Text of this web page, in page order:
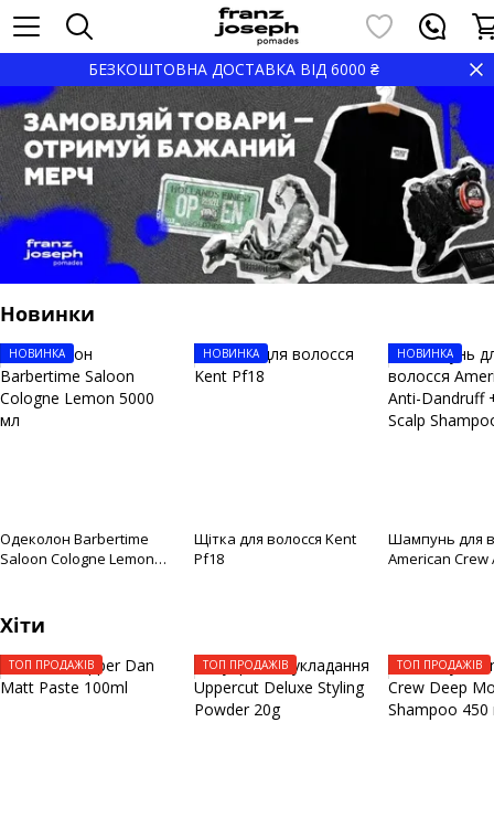
БЕЗКОШТОВНА ДОСТАВКА ВІД 6000 ₴
Новинки
НОВИНКА
Одеколон Barbertime
Saloon Cologne Lemon
НОВИНКА
Щітка для волосся Kent
Pf18
НОВИНКА
Шампунь для
American Crew
Хіти
ТОП ПРОДАЖІВ ТОП ПРОДАЖІВ ТОП ПРОДАЖІВ